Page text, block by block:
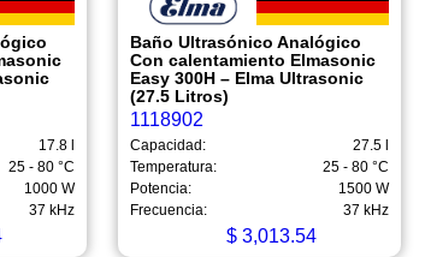
17.8 l
25 - 80 °C
1000 W
37 kHz
Baño Ultrasónico Analógico
Con calentamiento Elmasonic
Easy 300H – Elma Ultrasonic
(27.5 Litros)
1118902
Capacidad:
27.5 l
Temperatura:
25 - 80 °C
Potencia:
1500 W
Frecuencia:
37 kHz
$ 3,013.54